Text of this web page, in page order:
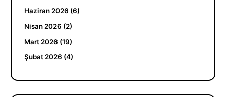
Haziran 2026 (6)
Nisan 2026 (2)
Mart 2026 (19)
Şubat 2026 (4)